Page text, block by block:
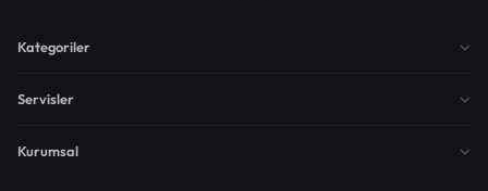
Kategoriler
Servisler
Kurumsal